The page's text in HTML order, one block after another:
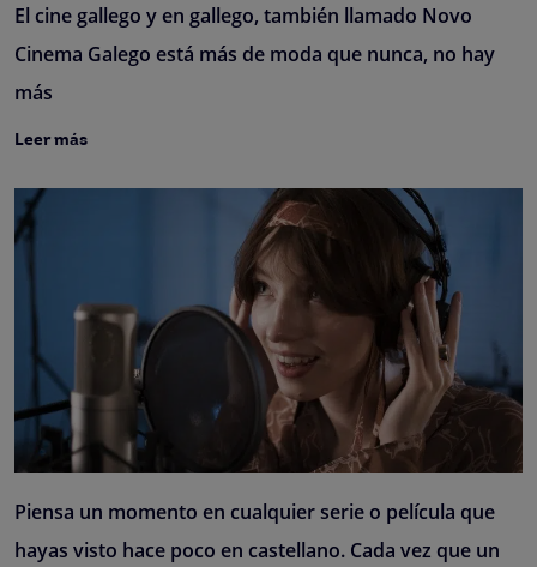
El cine gallego y en gallego, también llamado Novo
Cinema Galego está más de moda que nunca, no hay
más
Leer más
Piensa un momento en cualquier serie o película que
hayas visto hace poco en castellano. Cada vez que un